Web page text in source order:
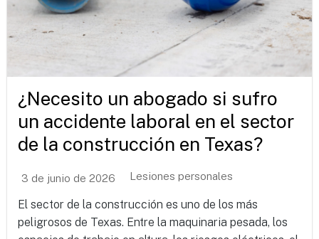
¿Necesito un abogado si sufro
un accidente laboral en el sector
de la construcción en Texas?
3 de junio de 2026 Lesiones personales
El sector de la construcción es uno de los más
peligrosos de Texas. Entre la maquinaria pesada, los